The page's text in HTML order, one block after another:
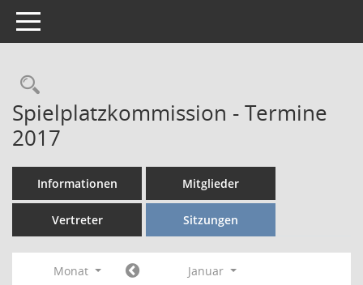
Toggle navigation
Rechercheauswahl
Spielplatzkommission - Termine
2017
Informationen Mitglieder
Vertreter Sitzungen
Monat
Januar